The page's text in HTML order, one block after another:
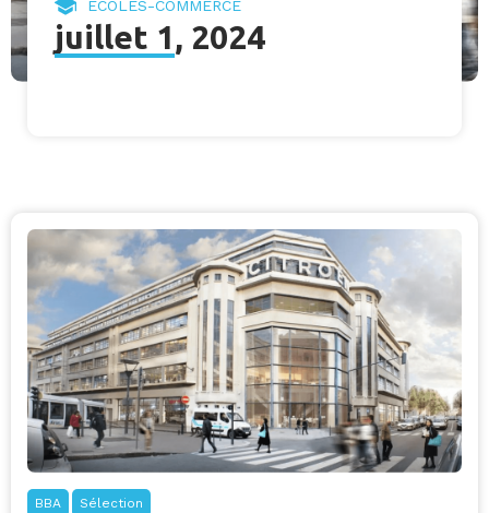
ECOLES-COMMERCE
juillet 1, 2024
BBA Sélection